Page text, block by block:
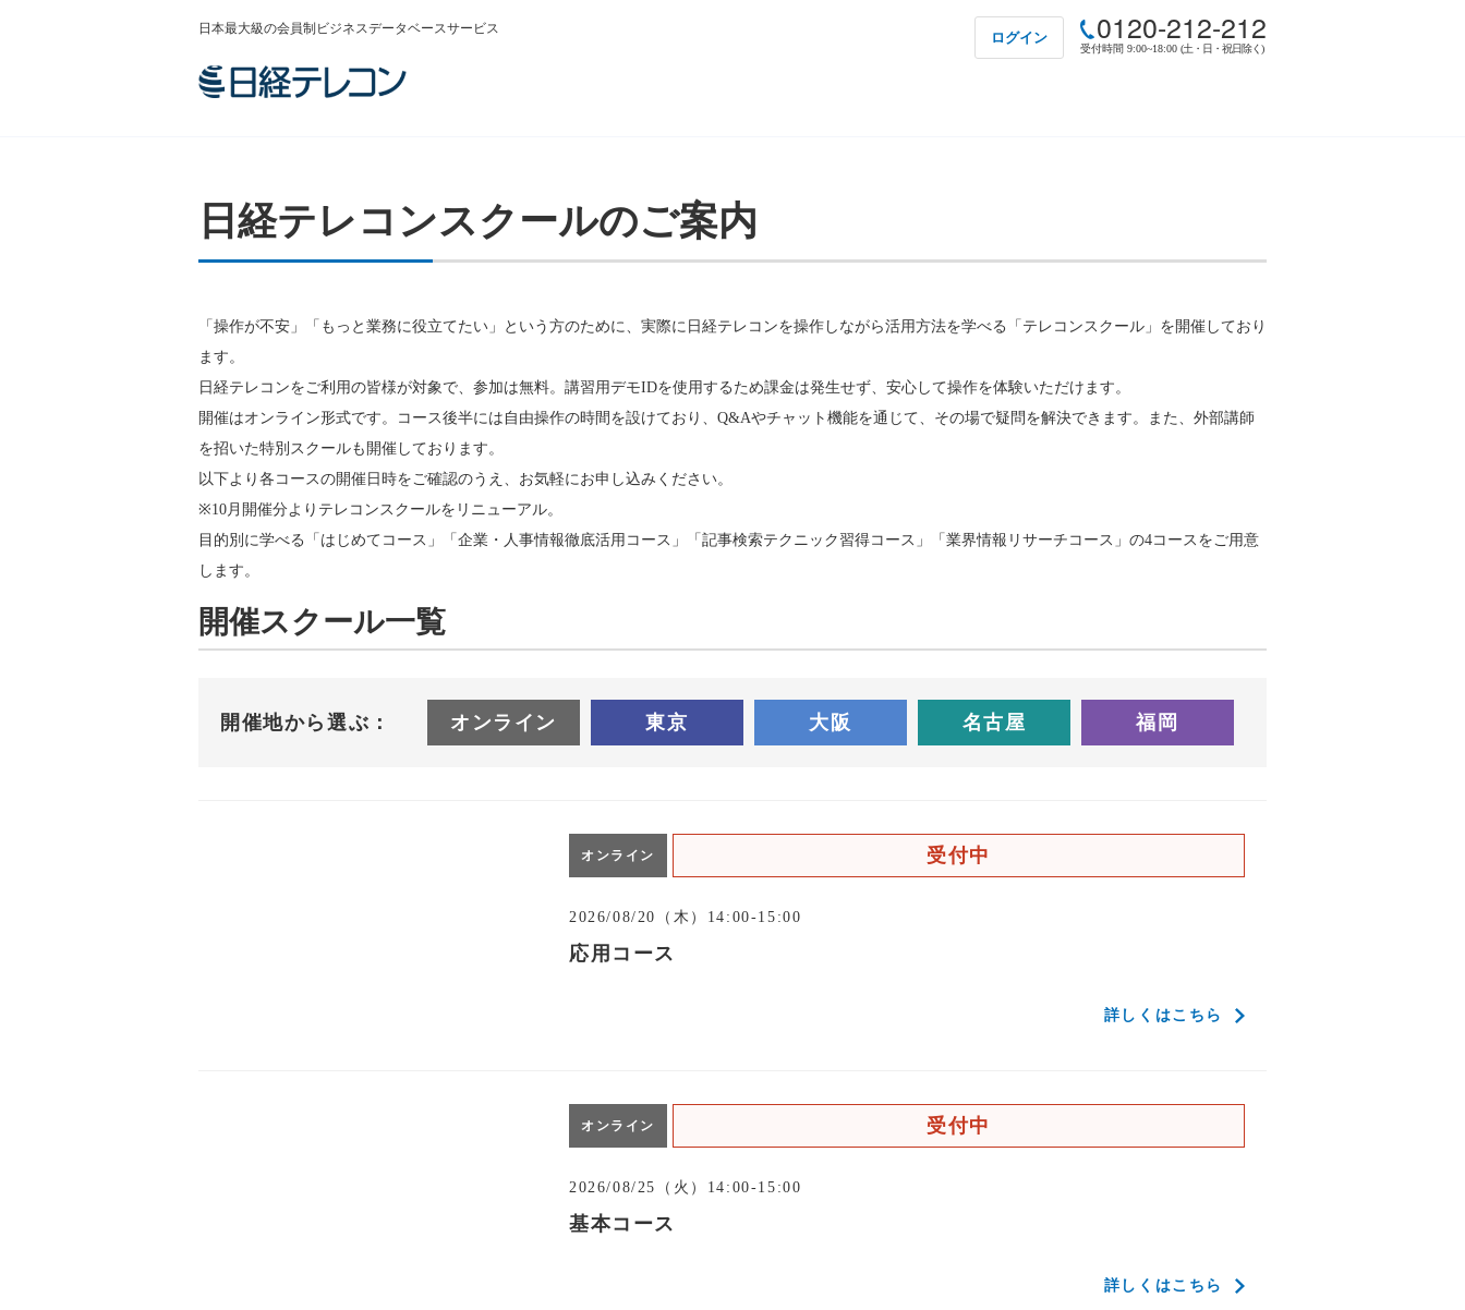
日本最大級の会員制ビジネスデータベースサービス
ログイン 0120-212-212
受付時間 9:00~18:00 (土・日・祝日除く)
日経テレコンスクールのご案内
「操作が不安」「もっと業務に役立てたい」という方のために、実際に日経テレコンを操作しながら活用方法を学べる「テレコンスクール」を開催しており
ます。
日経テレコンをご利用の皆様が対象で、参加は無料。講習用デモIDを使用するため課金は発生せず、安心して操作を体験いただけます。
開催はオンライン形式です。コース後半には自由操作の時間を設けており、Q&Aやチャット機能を通じて、その場で疑問を解決できます。また、外部講師
を招いた特別スクールも開催しております。
以下より各コースの開催日時をご確認のうえ、お気軽にお申し込みください。
※10月開催分よりテレコンスクールをリニューアル。
目的別に学べる「はじめてコース」「企業・人事情報徹底活用コース」「記事検索テクニック習得コース」「業界情報リサーチコース」の4コースをご用意
します。
開催スクール一覧
開催地から選ぶ： オンライン 東京 大阪 名古屋 福岡
オンライン 受付中
2026/08/20（木）14:00-15:00
応用コース
詳しくはこちら
オンライン 受付中
2026/08/25（火）14:00-15:00
基本コース
詳しくはこちら